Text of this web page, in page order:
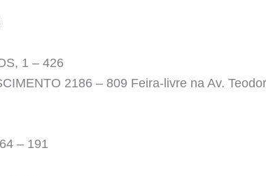
1 – 426
2186 – 809 Feira-livre na Av.
– 191